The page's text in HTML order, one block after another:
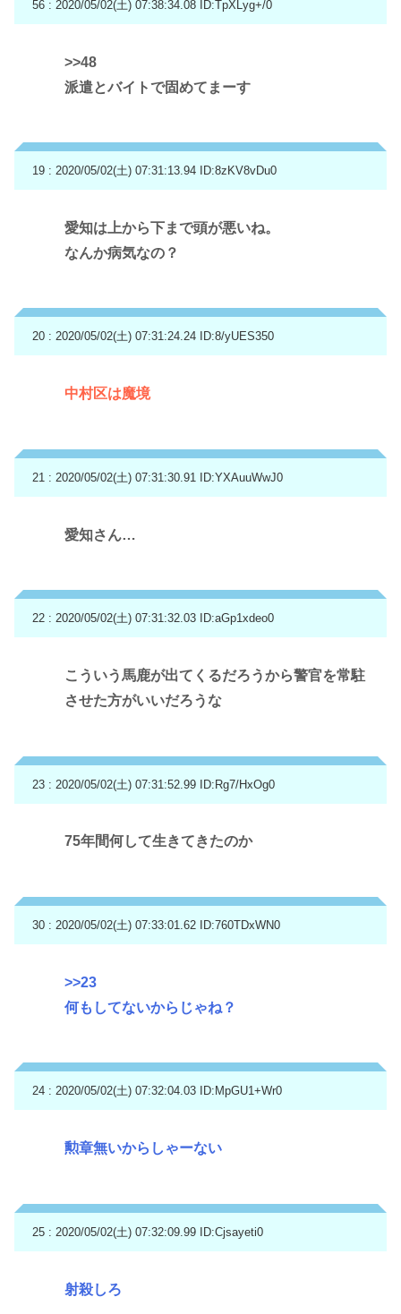
56 : 2020/05/02(土) 07:38:34.08 ID:TpXLyg+/0
>>48
派遣とバイトで固めてまーす
19 : 2020/05/02(土) 07:31:13.94 ID:8zKV8vDu0
愛知は上から下まで頭が悪いね。
なんか病気なの？
20 : 2020/05/02(土) 07:31:24.24 ID:8/yUES350
中村区は魔境
21 : 2020/05/02(土) 07:31:30.91 ID:YXAuuWwJ0
愛知さん…
22 : 2020/05/02(土) 07:31:32.03 ID:aGp1xdeo0
こういう馬鹿が出てくるだろうから警官を常駐
させた方がいいだろうな
23 : 2020/05/02(土) 07:31:52.99 ID:Rg7/HxOg0
75年間何して生きてきたのか
30 : 2020/05/02(土) 07:33:01.62 ID:760TDxWN0
>>23
何もしてないからじゃね？
24 : 2020/05/02(土) 07:32:04.03 ID:MpGU1+Wr0
勲章無いからしゃーない
25 : 2020/05/02(土) 07:32:09.99 ID:Cjsayeti0
射殺しろ